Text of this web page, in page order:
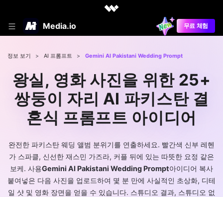
Media.io 무료 체험
정보 보기 > AI 프롬프트 > Gemini AI Pakistani Wedding Prompt
왕실, 영화 사진을 위한 25+
쌍둥이 자리 AI 파키스탄 결
혼식 프롬프트 아이디어
완전한 파키스탄 웨딩 앨범 분위기를 연출하세요. 빨간색 신부 레헨
가 스파클, 신선한 재스민 가즈라, 커플 뒤에 있는 따뜻한 요정 같은
보케. 사용Gemini AI Pakistani Wedding Prompt아이디어 복사
붙여넣은 다음 사진을 업로드하여 몇 분 만에 사실적인 초상화, 디테
일 샷 및 영화 장면을 얻을 수 있습니다. 스튜디오 결과, 스튜디오 없